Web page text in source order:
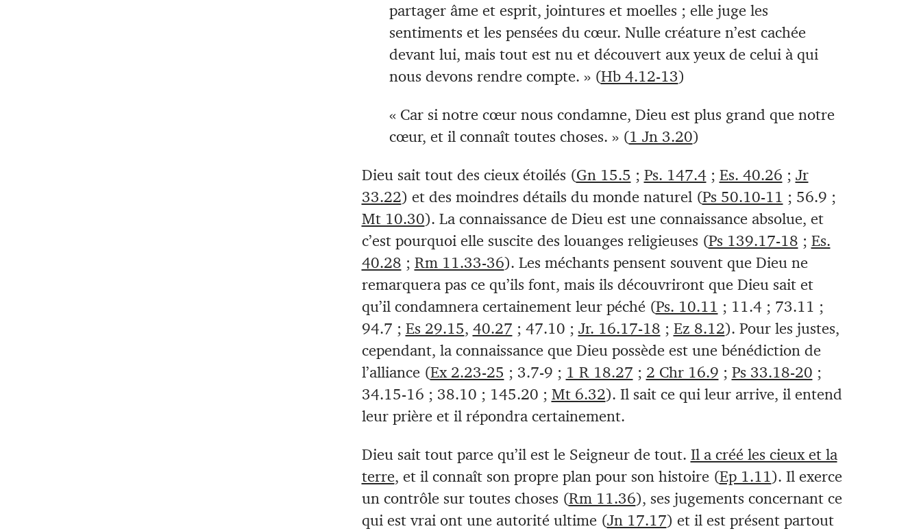
partager âme et esprit, jointures et moelles ; elle juge les
sentiments et les pensées du cœur. Nulle créature n’est cachée
devant lui, mais tout est nu et découvert aux yeux de celui à qui
nous devons rendre compte. » (Hb 4.12-13)
« Car si notre cœur nous condamne, Dieu est plus grand que notre
cœur, et il connaît toutes choses. » (1 Jn 3.20)
Dieu sait tout des cieux étoilés (Gn 15.5 ; Ps. 147.4; Es. 40.26 ; Jr
33.22) et des moindres détails du monde naturel (Ps 50.10-11 ; 56.9 ;
Mt 10.30). La connaissance de Dieu est une connaissance absolue, et
c’est pourquoi elle suscite des louanges religieuses (Ps 139.17-18 ; Es.
40.28 ; Rm 11.33-36). Les méchants pensent souvent que Dieu ne
remarquera pas ce qu’ils font, mais ils découvriront que Dieu sait et
qu’il condamnera certainement leur péché (Ps. 10.11 ; 11.4 ; 73.11 ;
94.7 ; Es 29.15, 40.27 ; 47.10 ; Jr. 16.17-18 ; Ez 8.12). Pour les justes,
cependant, la connaissance que Dieu possède est une bénédiction de
l’alliance (Ex 2.23-25 ; 3.7-9 ; 1 R 18.27 ; 2 Chr 16.9 ; Ps 33.18-20 ;
34.15-16 ; 38.10 ; 145.20 ; Mt 6.32). Il sait ce qui leur arrive, il entend
leur prière et il répondra certainement.
Dieu sait tout parce qu’il est le Seigneur de tout. Il a créé les cieux et la
terre, et il connaît son propre plan pour son histoire (Ep 1.11). Il exerce
un contrôle sur toutes choses (Rm 11.36), ses jugements concernant ce
qui est vrai ont une autorité ultime (Jn 17.17) et il est présent partout